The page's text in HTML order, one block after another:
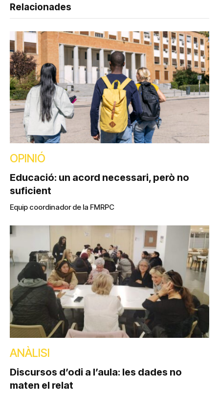
Relacionades
OPINIÓ
Educació: un acord necessari, però no
suficient
Equip coordinador de la FMRPC
ANÀLISI
Discursos d’odi a l’aula: les dades no
maten el relat